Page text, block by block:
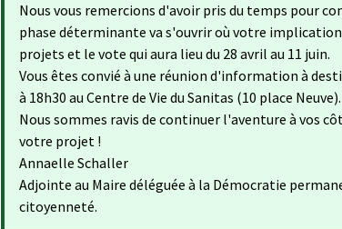
Nous vous remercions d'avoir pris du temps pour
phase déterminante va s'ouvrir où votre
projets et le vote qui aura lieu du 28 avril au 11 juin.
Vous êtes convié à une réunion d'information à
à 18h30 au Centre de Vie du Sanitas (10 place Neuve).
Nous sommes ravis de continuer l'aventure à vos
votre projet !
Annaelle Schaller
Adjointe au Maire déléguée à la Démocratie
citoyenneté.